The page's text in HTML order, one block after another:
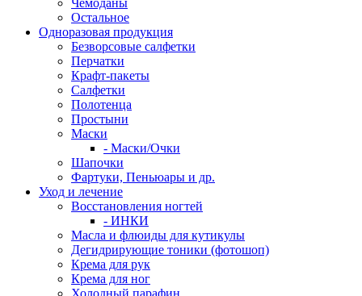
Чемоданы
Остальное
Одноразовая продукция
Безворсовые салфетки
Перчатки
Крафт-пакеты
Салфетки
Полотенца
Простыни
Маски
- Маски/Очки
Шапочки
Фартуки, Пеньюары и др.
Уход и лечение
Восстановления ногтей
- ИНКИ
Масла и флюиды для кутикулы
Дегидрирующие тоники (фотошоп)
Крема для рук
Крема для ног
Холодный парафин